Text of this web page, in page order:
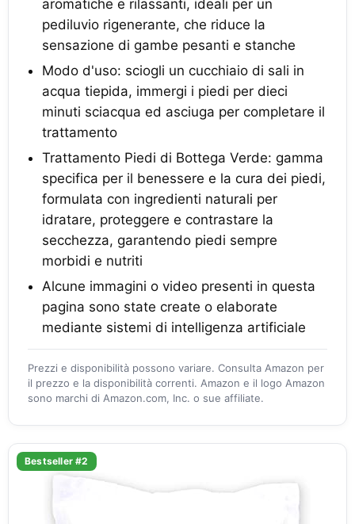
aromatiche e rilassanti, ideali per un
pediluvio rigenerante, che riduce la
sensazione di gambe pesanti e stanche
Modo d'uso: sciogli un cucchiaio di sali in
acqua tiepida, immergi i piedi per dieci
minuti sciacqua ed asciuga per completare il
trattamento
Trattamento Piedi di Bottega Verde: gamma
specifica per il benessere e la cura dei piedi,
formulata con ingredienti naturali per
idratare, proteggere e contrastare la
secchezza, garantendo piedi sempre
morbidi e nutriti
Alcune immagini o video presenti in questa
pagina sono state create o elaborate
mediante sistemi di intelligenza artificiale
Prezzi e disponibilità possono variare. Consulta Amazon per
il prezzo e la disponibilità correnti. Amazon e il logo Amazon
sono marchi di Amazon.com, Inc. o sue affiliate.
Bestseller #2